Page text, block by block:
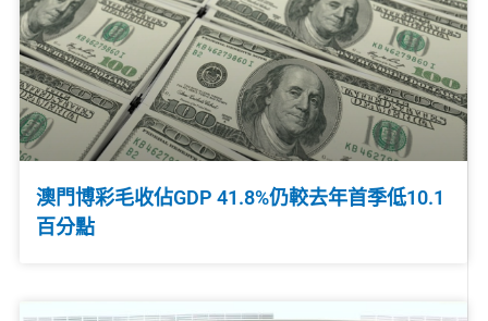
澳門博彩毛收佔GDP 41.8%仍較去年首季低10.1
百分點